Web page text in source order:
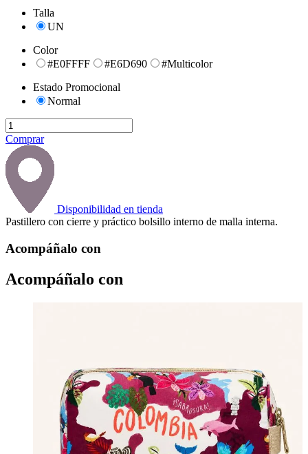
Talla
UN
Color
#E0FFFF
#E6D690
#Multicolor
Estado Promocional
Normal
Comprar
Disponibilidad en tienda
Pastillero con cierre y práctico bolsillo interno de malla interna.
Acompáñalo con
Acompáñalo con